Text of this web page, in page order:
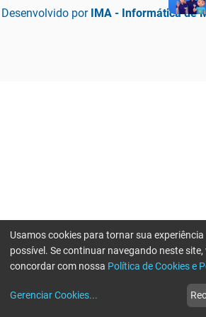
Desenvolvido por IMA - Informática de
Usamos cookies para tornar sua experiência
possível. Se continuar navegando neste site,
concordar com nossa Política de Cookies e
Gerenciar Cookies...
Erro ao enviar informações, por favor